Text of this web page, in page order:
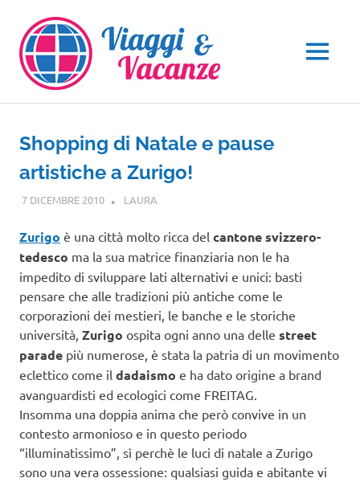
contenuto
MENU
Shopping di Natale e pause
artistiche a Zurigo!
7 DICEMBRE 2010 LAURA
Zurigo è una città molto ricca del cantone svizzero-
tedesco ma la sua matrice finanziaria non le ha
impedito di sviluppare lati alternativi e unici: basti
pensare che alle tradizioni più antiche come le
corporazioni dei mestieri, le banche e le storiche
università, Zurigo ospita ogni anno una delle street
parade più numerose, è stata la patria di un movimento
eclettico come il dadaismo e ha dato origine a brand
avanguardisti ed ecologici come FREITAG.
Insomma una doppia anima che però convive in un
contesto armonioso e in questo periodo
“illuminatissimo”, sì perchè le luci di natale a Zurigo
sono una vera ossessione: qualsiasi guida e abitante vi